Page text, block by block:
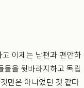
이제는 남편과 편안하
들을 뒷바라지하고 독립
만은 아니었던 것 같다